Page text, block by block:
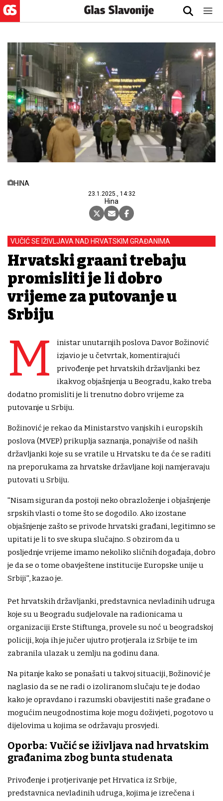
HINA
23.1.2025., 14:32
Hina
VUČIĆ SE IŽIVLJAVA NAD HRVATSKIM GRAĐANIMA
Hrvatski građani trebaju
promisliti je li dobro
vrijeme za putovanje u
Srbiju
M
inistar unutarnjih poslova Davor Božinović
izjavio je u četvrtak, komentirajući
privođenje pet hrvatskih državljanki bez
ikakvog objašnjenja u Beogradu, kako treba
dodatno promisliti je li trenutno dobro vrijeme za
putovanje u Srbiju.
Božinović je rekao da Ministarstvo vanjskih i europskih
poslova (MVEP) prikuplja saznanja, ponajviše od naših
državljanki koje su se vratile u Hrvatsku te da će se raditi
na preporukama za hrvatske državljane koji namjeravaju
putovati u Srbiju.
''Nisam siguran da postoji neko obrazloženje i objašnjenje
srpskih vlasti o tome što se dogodilo. Ako izostane
objašnjenje zašto se privode hrvatski građani, legitimno se
upitati je li to sve skupa slučajno. S obzirom da u
posljednje vrijeme imamo nekoliko sličnih događaja, dobro
je da se o tome obavještene institucije Europske unije u
Srbiji'', kazao je.
Pet hrvatskih državljanki, predstavnica nevladinih udruga
koje su u Beogradu sudjelovale na radionicama u
organizaciji Erste Stiftunga, provele su noć u beogradskoj
policiji, koja ih je jučer ujutro protjerala iz Srbije te im
zabranila ulazak u zemlju na godinu dana.
Na pitanje kako se ponašati u takvoj situaciji, Božinović je
naglasio da se ne radi o izoliranom slučaju te je dodao
kako je opravdano i razumski obavijestiti naše građane o
mogućim neugodnostima koje mogu doživjeti, pogotovo u
dijelovima u kojima se održavaju prosvjedi.
Oporba: Vučić se iživljava nad hrvatskim
građanima zbog bunta studenata
Privođenje i protjerivanje pet Hrvatica iz Srbije,
predstavnica nevladinih udruga, kojima je izrečena i